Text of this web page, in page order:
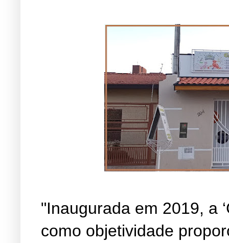
"Inaugurada em 2019, a
como objetividade